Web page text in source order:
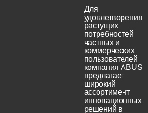
Для
удовлетворения
растущих
потребностей
частных и
коммерческих
пользователей
компания ABUS
предлагает
широкий
ассортимент
инновационных
решений в